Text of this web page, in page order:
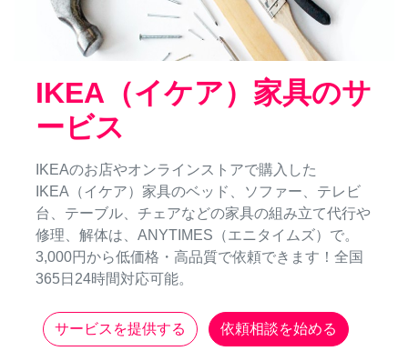
IKEA（イケア）家具のサ
ービス
IKEAのお店やオンラインストアで購入した
IKEA（イケア）家具のベッド、ソファー、テレビ
台、テーブル、チェアなどの家具の組み立て代行や
修理、解体は、ANYTIMES（エニタイムズ）で。
3,000円から低価格・高品質で依頼できます！全国
365日24時間対応可能。
サービスを提供する 依頼相談を始める